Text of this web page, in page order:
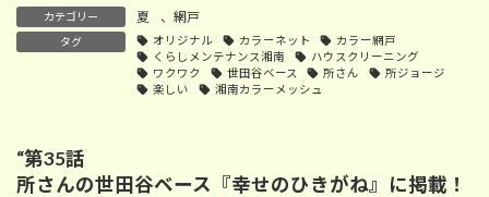
カテゴリー 夏 、 網戸
タグ オリジナル カラーネット
カラー網戸
くらしメンテナンス湘南
ハウスクリーニング
ワクワク
世田谷ベース 所さん
所ジョージ
楽しい
湘南カラーメッシュ
“第35話
所さんの世田谷ベース『幸せのひきがね』に掲載！